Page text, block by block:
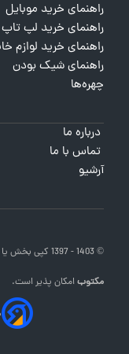
راهنمای خرید موبایل
راهنمای خرید لپ تاپ
راهنمای خرید لوازم
راهنمای شیک بودن
چهره‌ها
درباره ما
تماس با ما
آرشیو
© 1403 - 1397 کپی بخش یا کل هر کدام از مطالب
مکتوبامکان پذیر است.